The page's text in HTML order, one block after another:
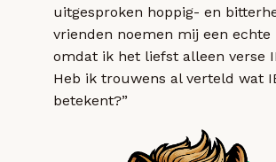
uitgesproken hoppig- en
vrienden noemen mij een echte
omdat ik het liefst alleen verse
Heb ik trouwens al verteld wat
betekent?”